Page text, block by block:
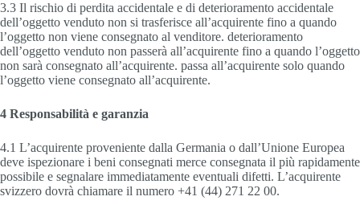
3.3 Il rischio di perdita accidentale e di deterioramento accidentale
dell’oggetto venduto non si trasferisce all’acquirente fino a quando
l’oggetto non viene consegnato al venditore. deterioramento
dell’oggetto venduto non passerà all’acquirente fino a quando l’oggetto
non sarà consegnato all’acquirente. passa all’acquirente solo quando
l’oggetto viene consegnato all’acquirente.
4 Responsabilità e garanzia
4.1 L’acquirente proveniente dalla Germania o dall’Unione Europea
deve ispezionare i beni consegnati merce consegnata il più rapidamente
possibile e segnalare immediatamente eventuali difetti. L’acquirente
svizzero dovrà chiamare il numero +41 (44) 271 22 00.